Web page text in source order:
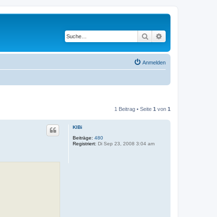
Suche
Anmelden
1 Beitrag • Seite 1 von 1
KlBi
Beiträge: 480
Registriert: Di Sep 23, 2008 3:04 am